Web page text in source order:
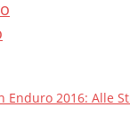
Enduro 2016: Alle